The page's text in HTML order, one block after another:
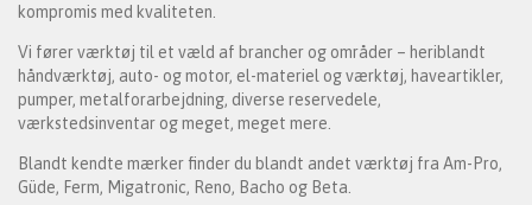
kompromis med kvaliteten.
Vi fører værktøj til et væld af brancher og områder – heriblandt
håndværktøj, auto- og motor, el-materiel og værktøj, haveartikler,
pumper, metalforarbejdning, diverse reservedele,
værkstedsinventar og meget, meget mere.
Blandt kendte mærker finder du blandt andet værktøj fra Am-Pro,
Güde, Ferm, Migatronic, Reno, Bacho og Beta.